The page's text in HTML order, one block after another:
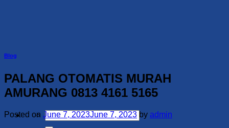
Search
for:
Blog
PALANG OTOMATIS MURAH
AMURANG 0813 4161 5165
Posted on June 7, 2023June 7, 2023 by admin